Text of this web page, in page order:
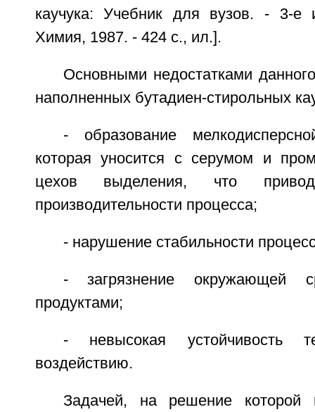
каучука: Учебник для вузов. - 3-
Химия, 1987. - 424 с., ил.].
Основными недостатками
наполненных бутадиен-стирольных
- образование
которая уносится с серумом и
цехов выделения, что
производительности процесса;
- нарушение стабильности
- загрязнение окружающей
продуктами;
- невысокая устойчивость
воздействию.
Задачей, на решение которой